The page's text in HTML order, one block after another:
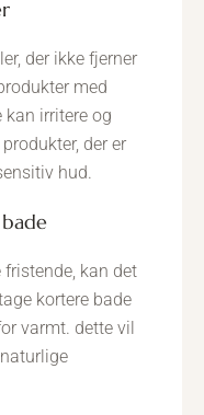
der ikke fjerner
med
irritere og
der er
hud.
kan det
kortere bade
varmt. dette vil